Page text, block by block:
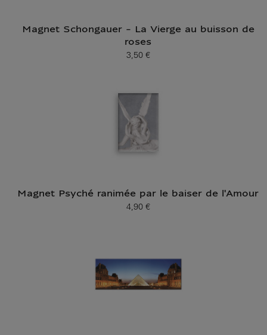
Magnet Schongauer - La Vierge au buisson de
roses
Prix ​​actuel
3,50 €
Magnet Psyché ranimée par le baiser de l'Amour
Prix ​​actuel
4,90 €